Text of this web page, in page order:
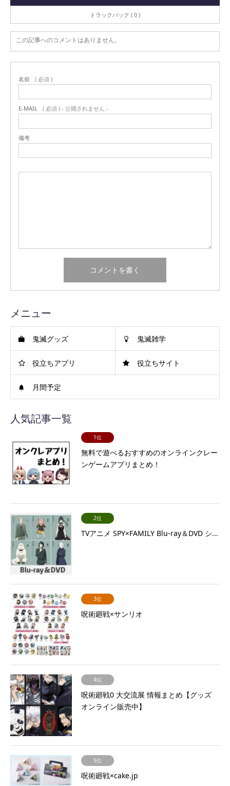
トラックバック ( 0 )
この記事へのコメントはありません。
名前 ( 必須 )
E-MAIL ( 必須 ) - 公開されません -
備考
メニュー
鬼滅グッズ 鬼滅雑学
役立ちアプリ 役立ちサイト
月間予定
人気記事一覧
1位
無料で遊べるおすすめのオンラインクレー
ンゲームアプリまとめ！
2位
TVアニメ SPY×FAMILY Blu-ray＆DVD シ...
3位
呪術廻戦×サンリオ
4位
呪術廻戦0 大交流展 情報まとめ【グッズ
オンライン販売中】
5位
呪術廻戦×cake.jp